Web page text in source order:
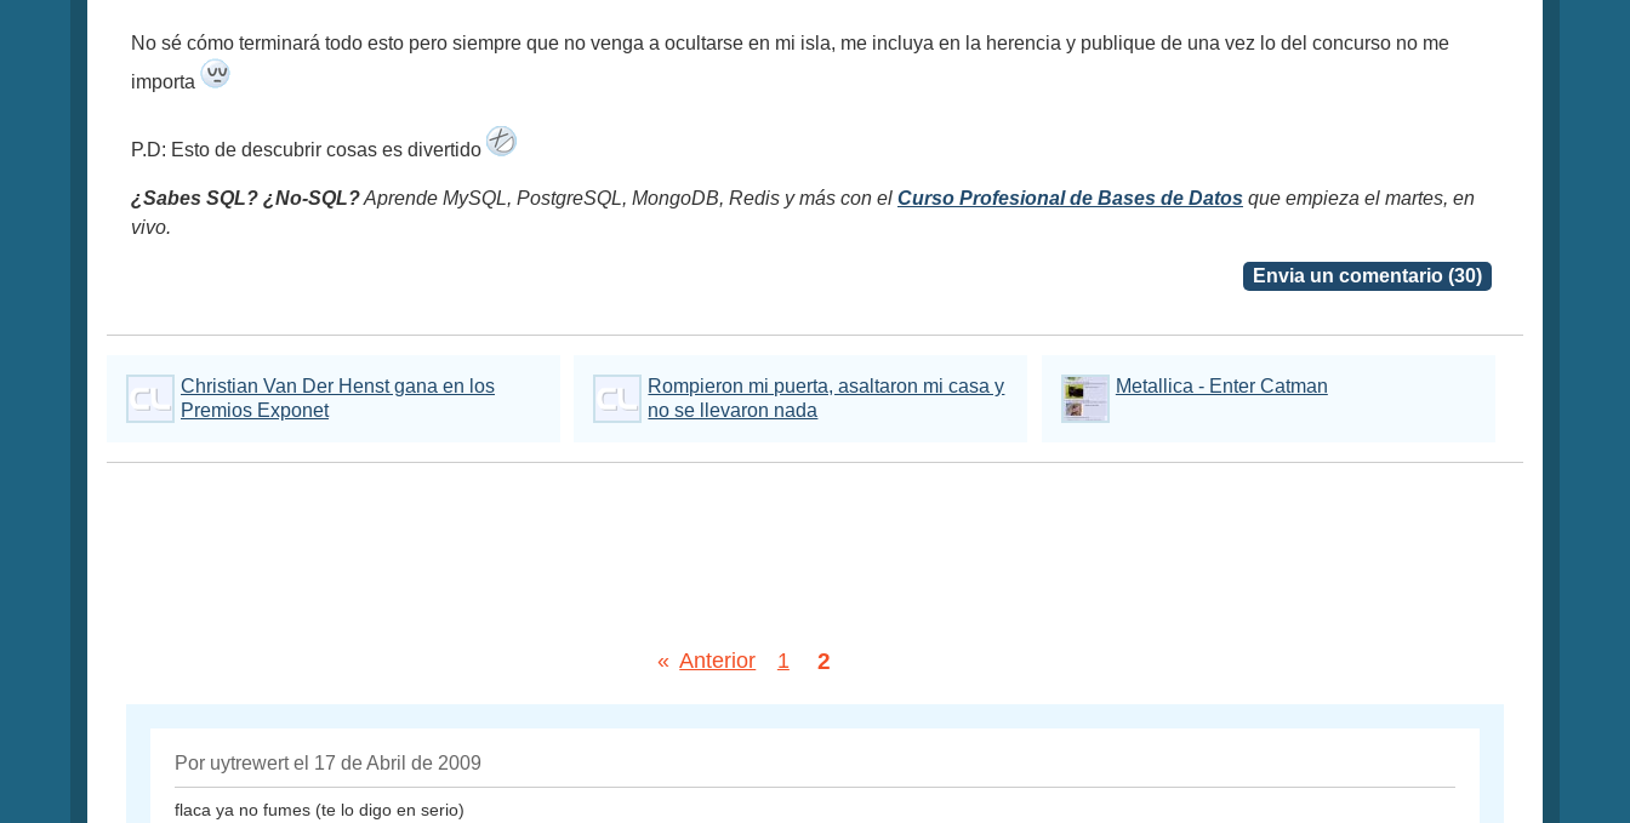
No sé cómo terminará todo esto pero siempre que no venga a ocultarse en mi isla, me incluya en la herencia y publique de una vez lo del concurso no me
importa
P.D: Esto de descubrir cosas es divertido
¿Sabes SQL? ¿No-SQL?Aprende MySQL, PostgreSQL, MongoDB, Redis y más con el Curso Profesional de Bases de Datos que empieza el martes, en
vivo.
Envia un comentario (30)
Christian Van Der Henst gana en los
Premios Exponet
Rompieron mi puerta, asaltaron mi casa y
no se llevaron nada
Metallica - Enter Catman
« Anterior 1 2
Por uytrewert el 17 de Abril de 2009
flaca ya no fumes (te lo digo en serio)